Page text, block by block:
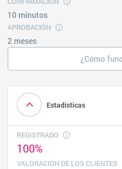
10 minutos
APROBACIÓN
2 meses
¿Cómo
Estadísticas
REGISTRADO
100%
VALORACIÓN DE LOS CLIENTES